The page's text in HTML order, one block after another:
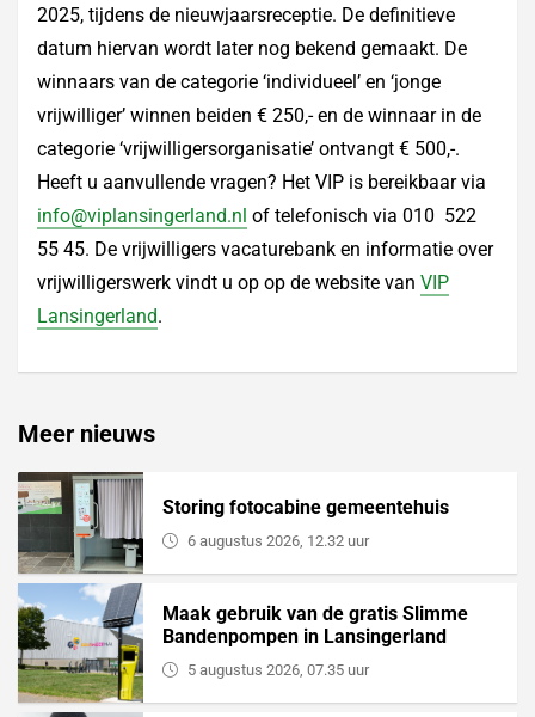
2025, tijdens de nieuwjaarsreceptie. De definitieve
datum hiervan wordt later nog bekend gemaakt. De
winnaars van de categorie ‘individueel’ en ‘jonge
vrijwilliger’ winnen beiden € 250,- en de winnaar in de
categorie ‘vrijwilligersorganisatie’ ontvangt € 500,-.
Heeft u aanvullende vragen? Het VIP is bereikbaar via
info@viplansingerland.nl of telefonisch via 010 522
55 45. De vrijwilligers vacaturebank en informatie over
vrijwilligerswerk vindt u op op de website van VIP
Lansingerland.
Meer nieuws
Storing fotocabine gemeentehuis
6 augustus 2026, 12.32 uur
Maak gebruik van de gratis Slimme
Bandenpompen in Lansingerland
5 augustus 2026, 07.35 uur